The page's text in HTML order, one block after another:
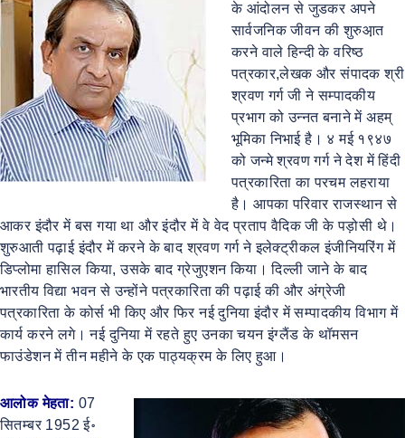
के आंदोलन से जुडकर अपने
सार्वजनिक जीवन की शुरुआ़त
करने वाले हिन्दी के वरिष्ठ
पत्रकार,लेखक और संपादक श्री
श्रवण गर्ग जी ने सम्पादकीय
प्रभाग को उन्नत बनाने में अहम्
भूमिका निभाई है। ४ मई १९४७
को जन्मे श्रवण गर्ग ने देश में हिंदी
पत्रकारिता का परचम लहराया
है। आपका परिवार राजस्थान से
आकर इंदौर में बस गया था और इंदौर में वे वेद प्रताप वैदिक जी के पड़ोसी थे।
शुरुआती पढ़ाई इंदौर में करने के बाद श्रवण गर्ग ने इलेक्ट्रीकल इंजीनियरिंग में
डिप्लोमा हासिल किया, उसके बाद ग्रेजुएशन किया। दिल्ली जाने के बाद
भारतीय विद्या भवन से उन्होंने पत्रकारिता की पढ़ाई की और अंग्रेजी
पत्रकारिता के कोर्स भी किए और फिर नई दुनिया इंदौर में सम्पादकीय विभाग में
कार्य करने लगे। नई दुनिया में रहते हुए उनका चयन इंग्लैंड के थॉमसन
फाउंडेशन में तीन महीने के एक पाठ्यक्रम के लिए हुआ।
आलोक मेहता: 07
सितम्बर 1952 ई॰